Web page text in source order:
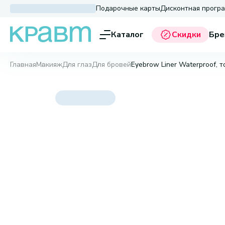
Подарочные картыДисконтная
Каталог Скидки
ГлавнаяМакияжДля глазДля бровейEyebrow Liner Waterproof,